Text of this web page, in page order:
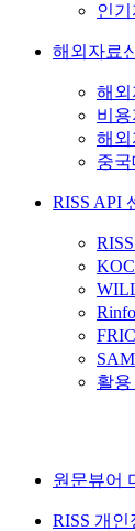
인기
해외자료
해외
비
해외
중
RISS API
활
원문뷰어
RISS 개인